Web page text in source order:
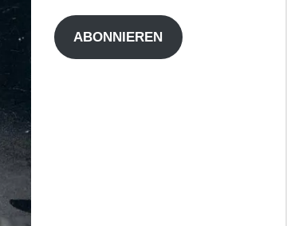
Adresse
ABONNIEREN